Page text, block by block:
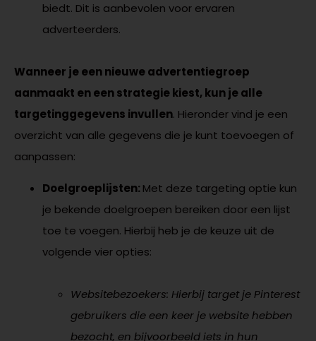
biedt. Dit is aanbevolen voor ervaren
adverteerders.
Wanneer je een nieuwe advertentiegroep
aanmaakt en een strategie kiest, kun je alle
targetinggegevens invullen. Hieronder vind je een
overzicht van alle gegevens die je kunt toevoegen of
aanpassen:
Doelgroeplijsten:Met deze targeting optie kun
je bekende doelgroepen bereiken door een lijst
toe te voegen. Hierbij heb je de keuze uit de
volgende vier opties:
Websitebezoekers: Hierbij target je Pinterest
gebruikers die een keer je website hebben
bezocht, en bijvoorbeeld iets in hun